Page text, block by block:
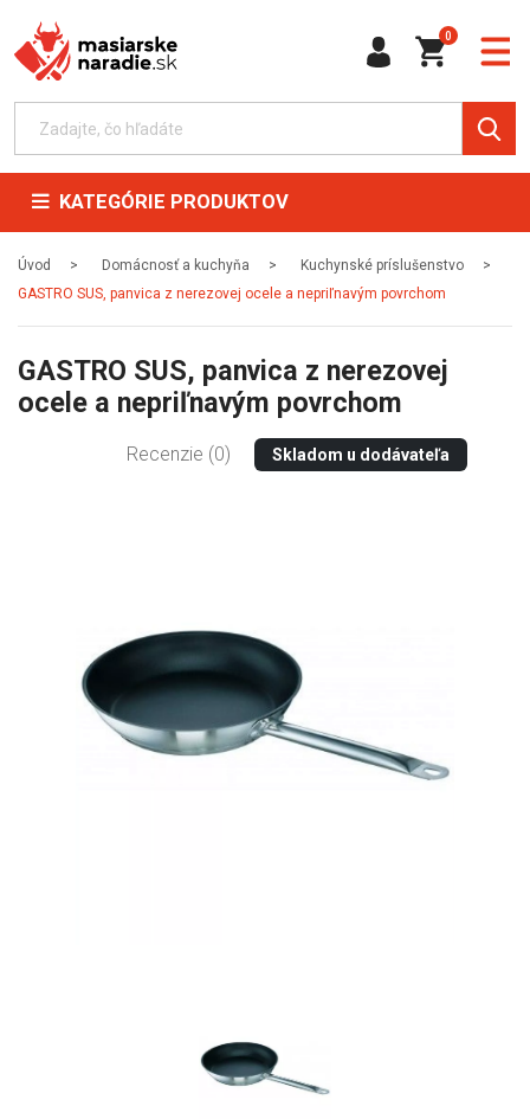
0
KATEGÓRIE PRODUKTOV
Úvod Domácnosť a kuchyňa
Kuchynské príslušenstvo
GASTRO SUS, panvica z nerezovej ocele a nepriľnavým povrchom
GASTRO SUS, panvica z nerezovej
ocele a nepriľnavým povrchom
Recenzie (0) Skladom u dodávateľa